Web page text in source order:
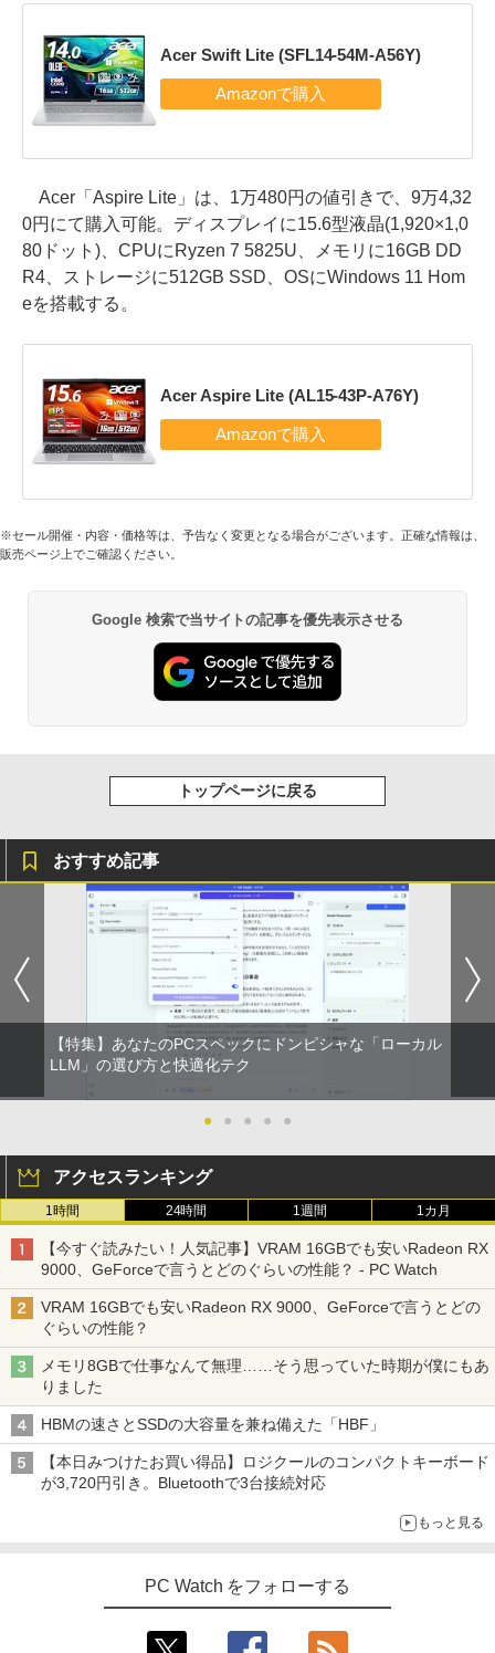
Acer Swift Lite (SFL14-54M-A56Y)
Acer「Aspire Lite」は、1万480円の値引きで、9万4,32
0円にて購入可能。ディスプレイに15.6型液晶(1,920×1,0
80ドット)、CPUにRyzen 7 5825U、メモリに16GB DD
R4、ストレージに512GB SSD、OSにWindows 11 Hom
eを搭載する。
Acer Aspire Lite (AL15-43P-A76Y)
※セール開催・内容・価格等は、予告なく変更となる場合がございます。正確な情報は、
販売ページ上でご確認ください。
Google 検索で当サイトの記事を優先表示させる
トップページに戻る
おすすめ記事
【特集】あなたのPCスペックにドンピシャな「ローカル
LLM」の選び方と快適化テク
● ● ● ● ●
アクセスランキング
1時間 24時間 1週間 1カ月
【今すぐ読みたい！人気記事】VRAM 16GBでも安いRadeon RX
9000、GeForceで言うとどのぐらいの性能？ - PC Watch
VRAM 16GBでも安いRadeon RX 9000、GeForceで言うとどの
ぐらいの性能？
メモリ8GBで仕事なんて無理……そう思っていた時期が僕にもあ
りました
HBMの速さとSSDの大容量を兼ね備えた「HBF」
【本日みつけたお買い得品】ロジクールのコンパクトキーボード
が3,720円引き。Bluetoothで3台接続対応
もっと見る
PC Watch をフォローする